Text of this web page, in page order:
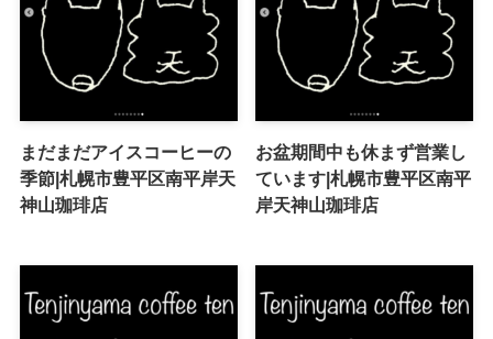
まだまだアイスコーヒーの
季節|札幌市豊平区南平岸天
神山珈琲店
お盆期間中も休まず営業し
ています|札幌市豊平区南平
岸天神山珈琲店